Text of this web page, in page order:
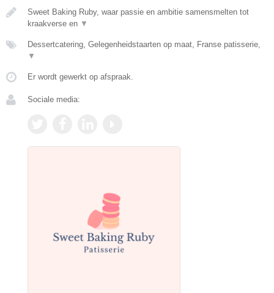
Sweet Baking Ruby, waar passie en ambitie samensmelten tot
kraakverse en ▼
Dessertcatering, Gelegenheidstaarten op maat, Franse patisserie,
▼
Er wordt gewerkt op afspraak.
Sociale media: